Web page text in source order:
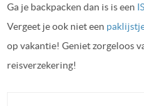
Ga je backpacken dan is is een
Vergeet je ook niet een
op vakantie! Geniet zorgeloos
reisverzekering!